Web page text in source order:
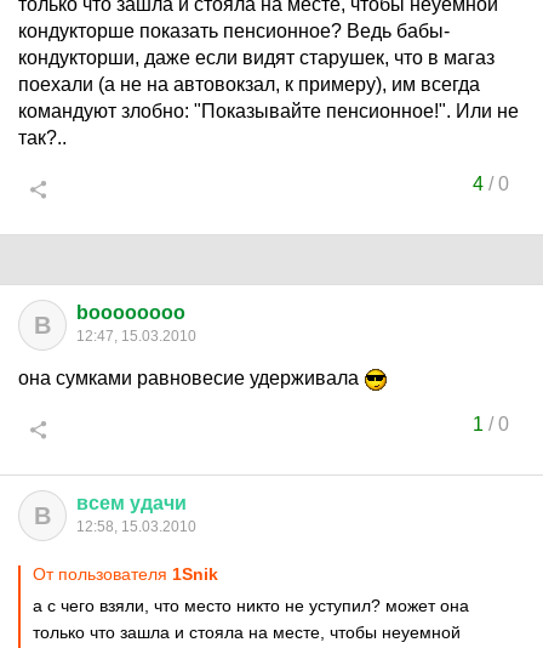
только что зашла и стояла на месте, чтобы неуемной
кондукторше показать пенсионное? Ведь бабы-
кондукторши, даже если видят старушек, что в магаз
поехали (а не на автовокзал, к примеру), им всегда
командуют злобно: "Показывайте пенсионное!". Или не
так?..
4/0
B boooooooo
12:47, 15.03.2010
она сумками равновесие удерживала
1 /0
В всем удачи
12:58, 15.03.2010
От пользователя 1Snik
а с чего взяли, что место никто не уступил? может она
только что зашла и стояла на месте, чтобы неуемной